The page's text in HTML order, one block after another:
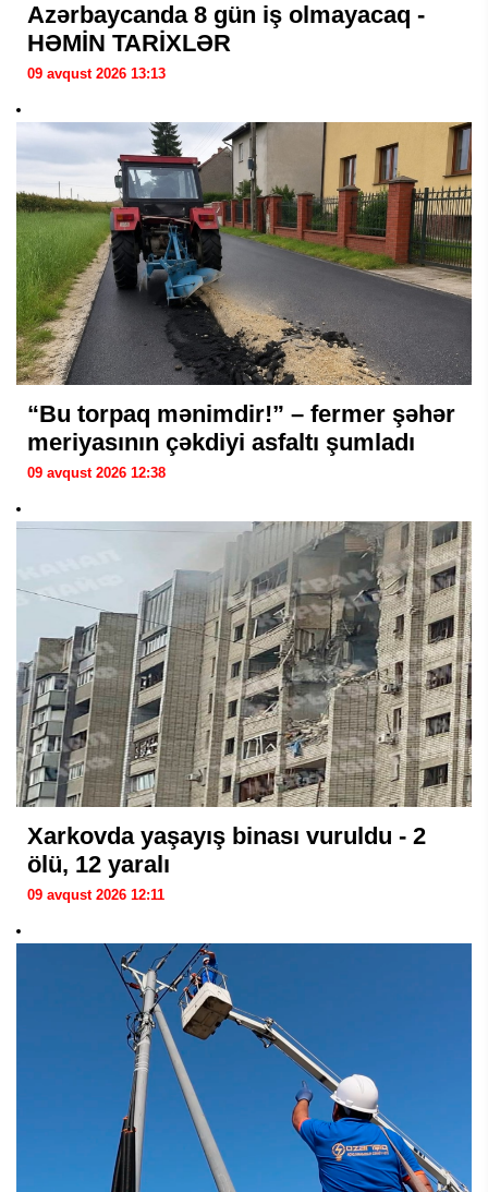
Azərbaycanda 8 gün iş olmayacaq -
HƏMİN TARİXLƏR
09 avqust 2026 13:13
“Bu torpaq mənimdir!” – fermer şəhər
meriyasının çəkdiyi asfaltı şumladı
09 avqust 2026 12:38
Xarkovda yaşayış binası vuruldu - 2
ölü, 12 yaralı
09 avqust 2026 12:11